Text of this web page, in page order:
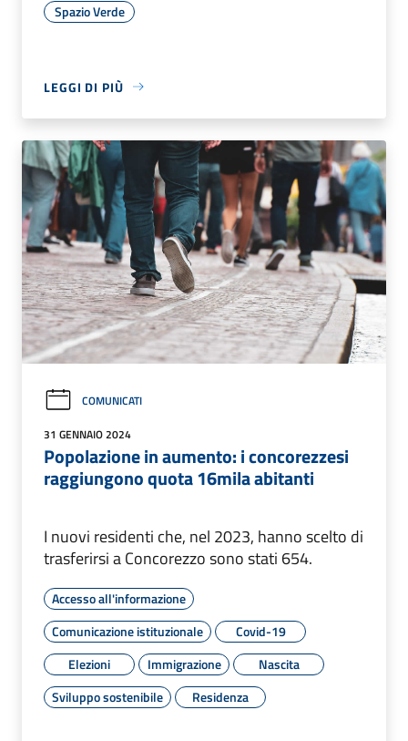
Spazio Verde
LEGGI DI PIÙ
COMUNICATI
31 GENNAIO 2024
Popolazione in aumento: i concorezzesi
raggiungono quota 16mila abitanti
I nuovi residenti che, nel 2023, hanno scelto di
trasferirsi a Concorezzo sono stati 654.
Accesso all'informazione
Comunicazione istituzionale
Covid-19
Elezioni
Immigrazione
Nascita
Sviluppo sostenibile
Residenza